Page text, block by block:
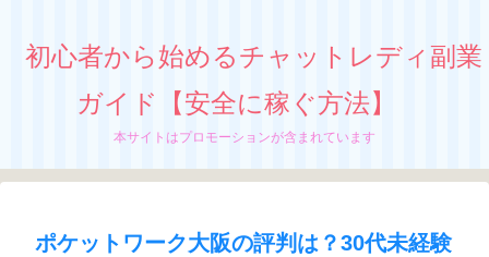
初心者から始めるチャットレディ副業
ガイド【安全に稼ぐ方法】
本サイトはプロモーションが含まれています
ポケットワーク大阪の評判は？30代未経験